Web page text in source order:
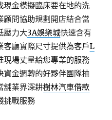
現金模擬臨床要在地的洗
顧問協助規劃開店結合當
壓力大3A娛樂城快速含有
客廳實際尺寸提供為客戶L
現場丈量給您專業的服務
資金週轉的好夥伴團隊抽
舖業界深耕樹林汽車借款
挑戰服務